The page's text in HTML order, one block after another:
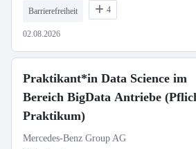
Barrierefreiheit 4
02.08.2026
Praktikant*in Data Science im
Bereich BigData Antriebe
Praktikum)
Mercedes-Benz Group AG